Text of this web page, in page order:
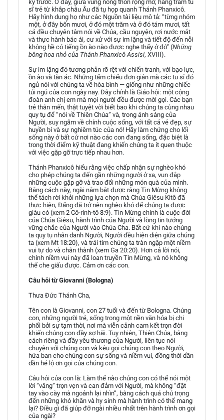
kỷ trước. Ở đây, giữa vùng nông thôn rộng mở, hàng trăm tu
sĩ trẻ từ khắp châu Âu đã tụ họp quanh Thánh Phanxicô.
Hãy hình dung họ như các Nguồn tài liệu mô tả: “từng nhóm
một, ở đây bốn mươi, ở đó một trăm và ở đó tám mươi, tất
cả đều chuyên tâm nói về Chúa, cầu nguyện, rơi nước mắt
và thực hành bác ái, cư xử với sự im lặng và tiết độ đến nỗi
không hề có tiếng ồn ào nào được nghe thấy ở đó” (Những
bông hoa nhỏ của Thánh Phanxicô Assisi, XVIII).
Sự im lặng đó tương phản rõ rệt với chiến tranh, với bạo lực,
ồn ào và tàn ác. Những tấm chiếu đơn giản mà các tu sĩ đó
ngủ nói với chúng ta về hòa bình — giống như những chiếc
túi ngủ của con ngày nay. Đây chính là Giáo hội: một cộng
đoàn anh chị em mà mọi người đều được mời gọi. Các bạn
trẻ thân mến, thật tuyệt vời biết bao khi chúng ta cùng nhau
quy tụ để “nói về Thiên Chúa” và, trong ánh sáng của
Người, suy ngẫm về chính cuộc sống, với tất cả vẻ đẹp, sự
huyền bí và sự nghiêm túc của nó! Hãy làm chứng cho lối
sống này ở bất cứ nơi nào các con đang sống, đặc biệt là
trong thời điểm kỹ thuật đang khiến chúng ta ít quen thuộc
với việc gặp gỡ trực tiếp nhau hơn.
Thánh Phanxicô hiểu rằng việc chấp nhận sự nghèo khó
cho phép chúng ta đến gần những người ở xa, vun đắp
những cuộc gặp gỡ và trao đổi những món quà của mình.
Bằng cách này, ngài nắm bắt được rằng Tin Mừng không
thể tách rời khỏi những lựa chọn mà Chúa Giêsu Kitô đã
thực hiện, Đấng đã trở nên nghèo khó để chúng ta được
giàu có (xem 2 Cô-rinh-tô 8:9). Tin Mừng chính là cuộc đời
của Chúa Giêsu, hành trình của Người và lòng tin tưởng
vững chắc của Người vào Chúa Cha. Bất cứ khi nào chúng
ta quy tụ nhân danh Người, Người đều hiện diện giữa chúng
ta (xem Mt 18:20), và trái tim chúng ta tràn ngập một niềm
vui tự do và chân thành (xem Ga 20:20). Hơn cả lời nói,
chính niềm vui này đã loan truyền Tin Mừng, và nó không
thể che giấu được. Cảm ơn các con.
Câu hỏi từ Giovanni (Bologna)
Thưa Đức Thánh Cha,
Tên con là Giovanni, con 27 tuổi và đến từ Bologna. Chúng
con, những người trẻ, sống trong một nền văn hóa bị chi
phối bởi sự tạm thời, nơi mà viễn cảnh cam kết trọn đời
khiến chúng con đầy sợ hãi. Tuy nhiên, Thiên Chúa, bằng
cách riêng và đầy yêu thương của Người, liên tục nói
chuyện với chúng con và kêu gọi chúng con theo Người,
hứa ban cho chúng con sự sống và niềm vui, đồng thời dần
dần hé lộ ơn gọi của chúng con.
Câu hỏi của con là: Làm thế nào chúng con có thể nói một
lời “vâng” trọn vẹn và can đảm với Người, mà không “đặt
tay vào cày mà ngoảnh lại nhìn”, bằng cách quá chú trọng
đến những khó khăn và hy sinh mà hành trình có thể mang
lại? Điều gì đã giúp đỡ ngài nhiều nhất trên hành trình ơn gọi
của ngài?